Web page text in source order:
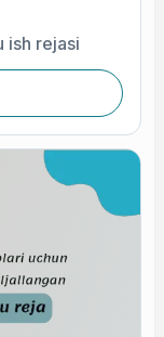
ish rejasi